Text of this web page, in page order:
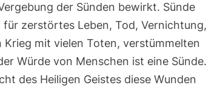
der Sünden bewirkt. Sünde
zerstörtes Leben, Tod, Vernichtung,
Krieg mit vielen Toten, verstümmelten
Würde von Menschen ist eine Sünde.
des Heiligen Geistes diese Wunden